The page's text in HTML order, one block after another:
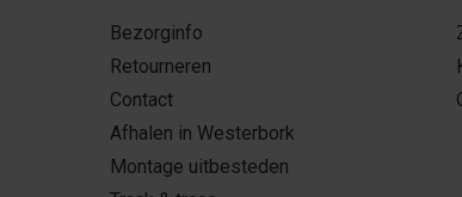
Bezorginfo
Retourneren
Contact
Afhalen in Westerbork
Montage uitbesteden